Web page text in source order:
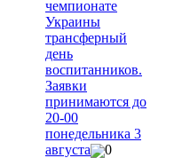
чемпионате
Украины
трансферный
день
воспитанников.
Заявки
принимаются до
20-00
понедельника 3
августа
0